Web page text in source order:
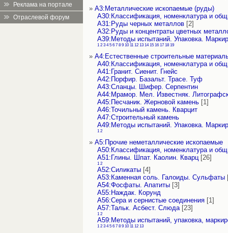
Реклама на портале
Отраслевой форум
» А3:Металлические ископаемые (руды)
А30:Классификация, номенклатура и
А31:Руды черных металлов [2]
А32:Руды и концентраты цветных
А39:Методы испытаний. Упаковка.
1 2 3 4 5 6 7 8 9 10 11 12 13 14 15 16 17 18 19
» А4:Естественные строительные
А40:Классификация, номенклатура и
А41:Гранит. Сиенит. Гнейс
А42:Порфир. Базальт. Трасе. Туф
А43:Сланцы. Шифер. Серпентин
А44:Мрамор. Мел. Известняк.
А45:Песчаник. Жерновой камень [1]
А46:Точильный камень. Кварцит
А47:Строительный камень
А49:Методы испытаний. Упаковка.
1 2
» А5:Прочие неметаллические ископаемые
А50:Классификация, номенклатура и
А51:Глины. Шпат. Каолин. Кварц[26]
1 2
А52:Силикаты [4]
А53:Каменная соль. Галоиды. Сульфаты
А54:Фосфаты. Апатиты [3]
А55:Наждак. Корунд
А56:Сера и сернистые соединения [1]
А57:Тальк. Асбест. Слюда[23]
1 2
А59:Методы испытаний, упаковка,
1 2 3 4 5 6 7 8 9 10 11 12 13